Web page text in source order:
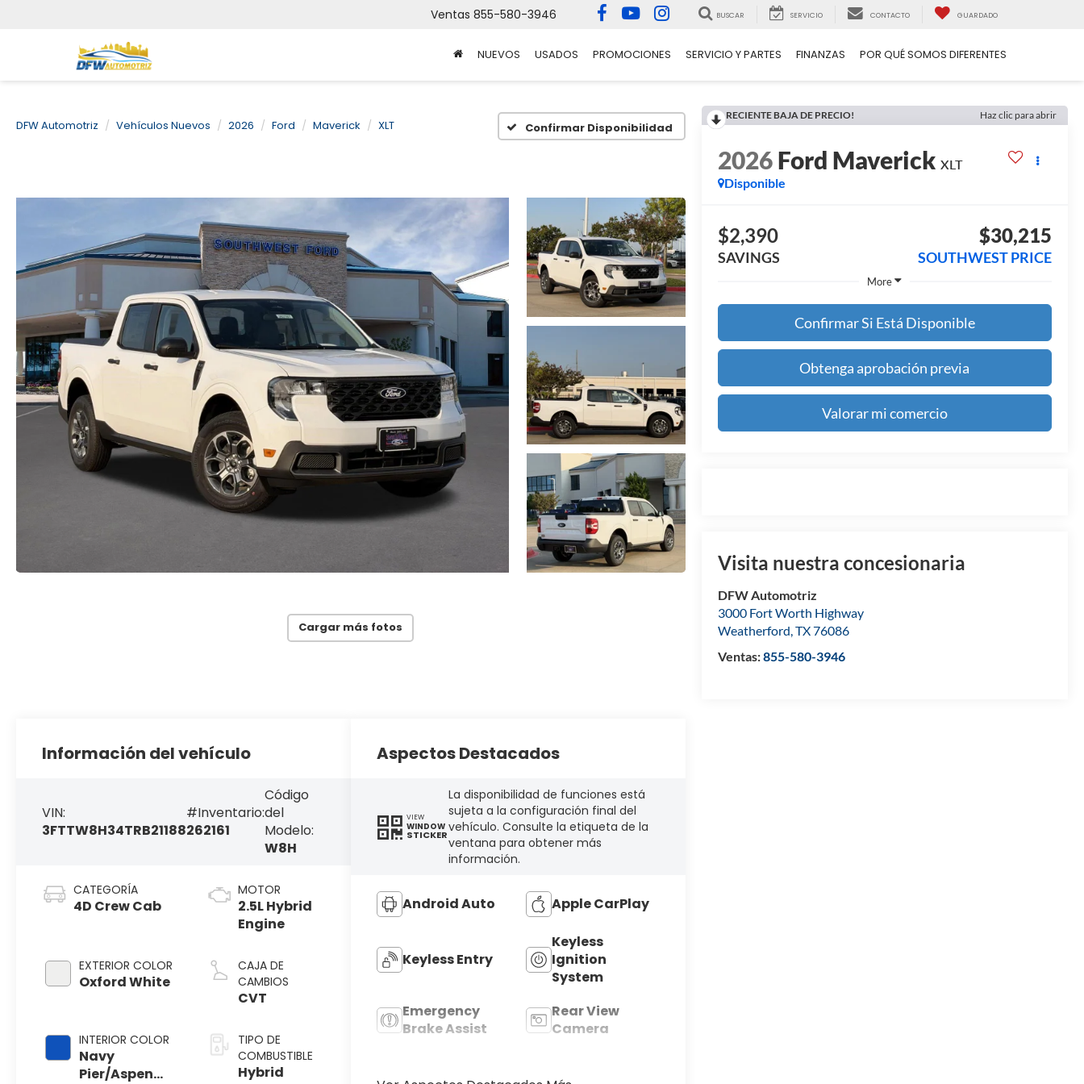
Ventas 855-580-3946 BUSCAR SERVICIO CONTACTO GUARDADO
NUEVOS USADOS PROMOCIONES SERVICIO Y PARTES FINANZAS POR QUÉ SOMOS DIFERENTES
DFW Automotriz Vehículos Nuevos 2026 Ford Maverick XLT Confirmar Disponibilidad
Cargar más fotos
RECIENTE BAJA DE PRECIO! Haz clic para abrir
2026 Ford Maverick XLT
Disponible
$2,390
SAVINGS
$30,215
SOUTHWEST PRICE
More
Confirmar Si Está Disponible
Obtenga aprobación previa
Valorar mi comercio
Visita nuestra concesionaria
DFW Automotriz
3000 Fort Worth Highway
Weatherford,TX76086
Ventas:855-580-3946
Información del vehículo
VIN:
3FTTW8H34TRB21188
#Inventario:
262161
Código
del
Modelo:
W8H
CATEGORÍA
4D Crew Cab
EXTERIOR COLOR
Oxford White
INTERIOR COLOR
Navy
Pier/Aspen
MOTOR
2.5L Hybrid
Engine
CAJA DE
CAMBIOS
CVT
TIPO DE
COMBUSTIBLE
Hybrid
Aspectos Destacados
VIEW
WINDOW
STICKER
La disponibilidad de funciones está
sujeta a la configuración final del
vehículo. Consulte la etiqueta de la
ventana para obtener más
información.
Android Auto Apple CarPlay
Keyless Entry
Keyless
Ignition
System
Emergency
Brake Assist
Rear View
Camera
Package